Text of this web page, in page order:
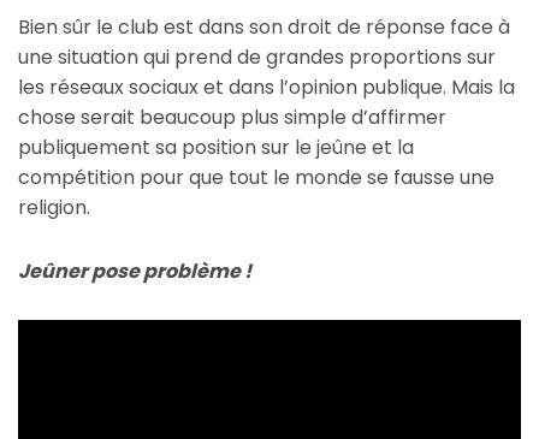
Bien sûr le club est dans son droit de réponse face à
une situation qui prend de grandes proportions sur
les réseaux sociaux et dans l’opinion publique. Mais la
chose serait beaucoup plus simple d’affirmer
publiquement sa position sur le jeûne et la
compétition pour que tout le monde se fausse une
religion.
Jeûner pose problème !